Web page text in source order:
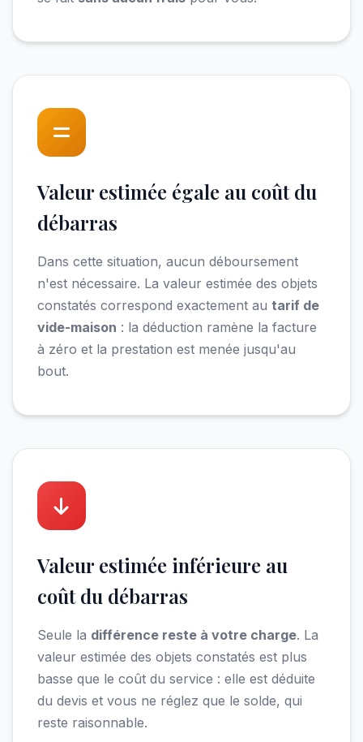
Valeur estimée égale au coût du
débarras
Dans cette situation, aucun déboursement
n'est nécessaire. La valeur estimée des objets
constatés correspond exactement au tarif de
vide-maison : la déduction ramène la facture
à zéro et la prestation est menée jusqu'au
bout.
Valeur estimée inférieure au
coût du débarras
Seule la différence reste à votre charge. La
valeur estimée des objets constatés est plus
basse que le coût du service : elle est déduite
du devis et vous ne réglez que le solde, qui
reste raisonnable.